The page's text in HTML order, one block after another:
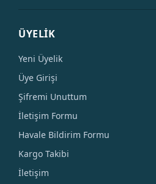
ÜYELİK
Yeni Üyelik
Üye Girişi
Şifremi Unuttum
İletişim Formu
Havale Bildirim Formu
Kargo Takibi
İletişim